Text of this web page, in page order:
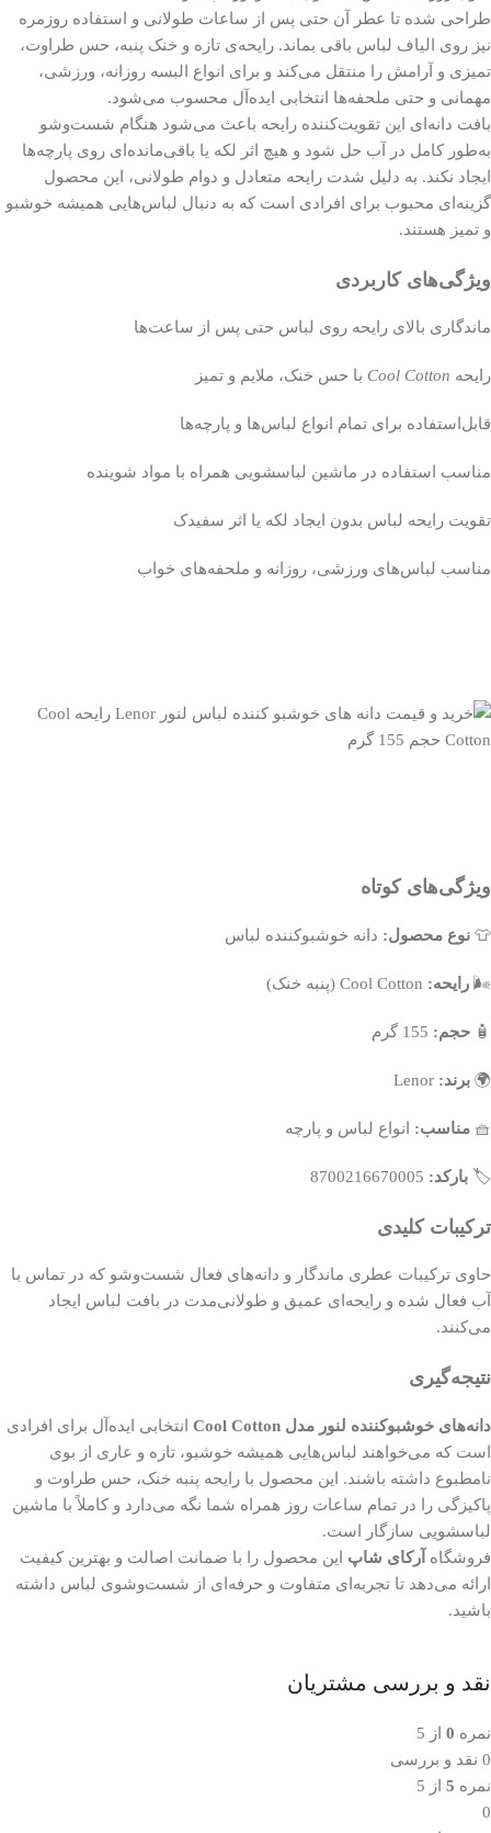
طراحی شده تا عطر آن حتی پس از ساعات طولانی و استفاده روزمره
نیز روی الیاف لباس باقی بماند. رایحه‌ی تازه و خنک پنبه، حس طراوت،
تمیزی و آرامش را منتقل می‌کند و برای انواع البسه روزانه، ورزشی،
مهمانی و حتی ملحفه‌ها انتخابی ایده‌آل محسوب می‌شود.
بافت دانه‌ای این تقویت‌کننده رایحه باعث می‌شود هنگام شست‌وشو
به‌طور کامل در آب حل شود و هیچ اثر لکه یا باقی‌مانده‌ای روی پارچه‌ها
ایجاد نکند. به دلیل شدت رایحه متعادل و دوام طولانی، این محصول
گزینه‌ای محبوب برای افرادی است که به دنبال لباس‌هایی همیشه خوشبو
و تمیز هستند.
ویژگی‌های کاربردی
ماندگاری بالای رایحه روی لباس حتی پس از ساعت‌ها
رایحه Cool Cotton با حس خنک، ملایم و تمیز
قابل‌استفاده برای تمام انواع لباس‌ها و پارچه‌ها
مناسب استفاده در ماشین لباسشویی همراه با مواد شوینده
تقویت رایحه لباس بدون ایجاد لکه یا اثر سفیدک
مناسب لباس‌های ورزشی، روزانه و ملحفه‌های خواب
ویژگی‌های کوتاه
👕 نوع محصول: دانه خوشبوکننده لباس
🌬️ رایحه:
🧴 حجم:
🌍 برند:
🧺 مناسب: انواع لباس و پارچه
🏷️ بارکد:
ترکیبات کلیدی
حاوی ترکیبات عطری ماندگار و دانه‌های فعال شست‌وشو که در تماس با
آب فعال شده و رایحه‌ای عمیق و طولانی‌مدت در بافت لباس ایجاد
می‌کنند.
نتیجه‌گیری
دانه‌های خوشبوکننده لنور مدل Cool Cotton
انتخابی ایده‌آل برای افرادی
است که می‌خواهند لباس‌هایی همیشه خوشبو، تازه و عاری از بوی
نامطبوع داشته باشند. این محصول با رایحه پنبه خنک، حس طراوت و
پاکیزگی را در تمام ساعات روز همراه شما نگه می‌دارد و کاملاً با ماشین
لباسشویی سازگار است.
فروشگاه آرکای شاپ این محصول را با ضمانت اصالت و بهترین کیفیت
ارائه می‌دهد تا تجربه‌ای متفاوت و حرفه‌ای از شست‌وشوی لباس داشته
باشید.
نقد و بررسی مشتریان
نمره 0 از 5
0 نقد و بررسی
نمره 5 از 5
0